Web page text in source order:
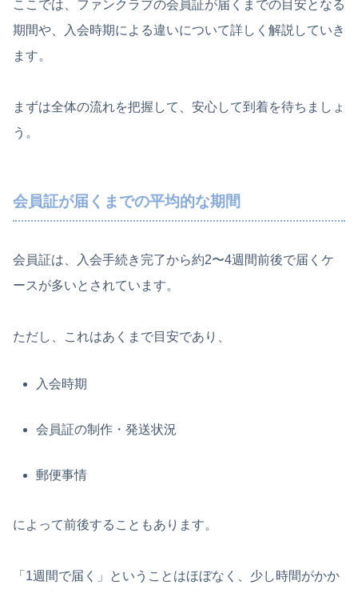
ここでは、ファンクラブの会員証が届くまでの目安となる
期間や、入会時期による違いについて詳しく解説していき
ます。
まずは全体の流れを把握して、安心して到着を待ちましょ
う。
会員証が届くまでの平均的な期間
会員証は、入会手続き完了から約2〜4週間前後で届くケ
ースが多いとされています。
ただし、これはあくまで目安であり、
入会時期
会員証の制作・発送状況
郵便事情
によって前後することもあります。
「1週間で届く」ということはほぼなく、少し時間がかか